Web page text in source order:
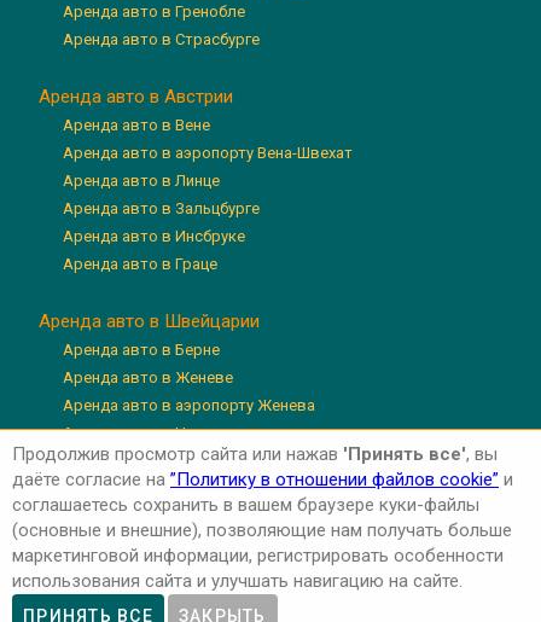
Аренда авто в Гренобле
Аренда авто в Страсбурге
Аренда авто в Австрии
Аренда авто в Вене
Аренда авто в аэропорту Вена-Швехат
Аренда авто в Линце
Аренда авто в Зальцбурге
Аренда авто в Инсбруке
Аренда авто в Граце
Аренда авто в Швейцарии
Аренда авто в Берне
Аренда авто в Женеве
Аренда авто в аэропорту Женева
Аренда авто в Цюрихе
Аренда авто в аэропорту Цюрих
Аренда авто в Люцерне
Авторские права © 2026 'Авто-Аренда'
Privacy Policy
Продолжив просмотр сайта или нажав 'Принять все', вы
даёте согласие на ”Политику в отношении файлов cookie” и
соглашаетесь сохранить в вашем браузере куки-файлы
(основные и внешние), позволяющие нам получать больше
маркетинговой информации, регистрировать особенности
использования сайта и улучшать навигацию на сайте.
ПРИНЯТЬ ВСЕ ЗАКРЫТЬ